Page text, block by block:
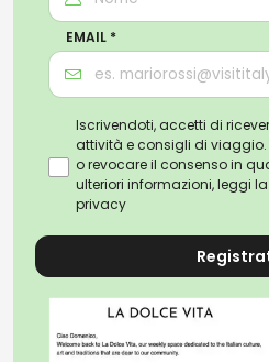
EMAIL *
Iscrivendoti, accetti di
attività e consigli di viaggio.
o revocare il consenso in
ulteriori informazioni, leggi
privacy